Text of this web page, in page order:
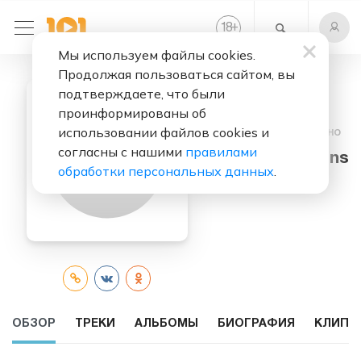
18+
Слушать бесплатно
Lawson Rollins
ОБЗОР ТРЕКИ АЛЬБОМЫ БИОГРАФИЯ КЛИПЫ
Мы используем файлы cookies.
Продолжая пользоваться сайтом, вы
подтверждаете, что были
проинформированы об
использовании файлов cookies и
согласны с нашими правилами
обработки персональных данных.